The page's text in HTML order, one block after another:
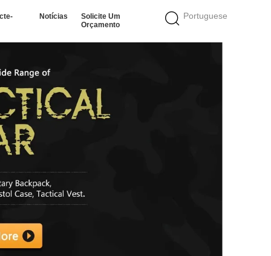
Portuguese
Notícias
Solicite Um
Orçamento